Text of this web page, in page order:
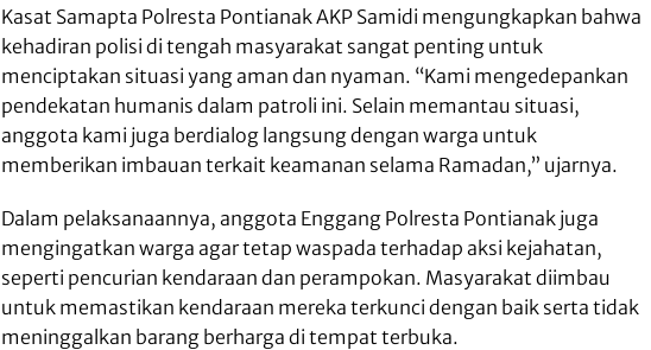
Kasat Samapta Polresta Pontianak AKP Samidi mengungkapkan bahwa
kehadiran polisi di tengah masyarakat sangat penting untuk
menciptakan situasi yang aman dan nyaman. “Kami mengedepankan
pendekatan humanis dalam patroli ini. Selain memantau situasi,
anggota kami juga berdialog langsung dengan warga untuk
memberikan imbauan terkait keamanan selama Ramadan,” ujarnya.
Dalam pelaksanaannya, anggota Enggang Polresta Pontianak juga
mengingatkan warga agar tetap waspada terhadap aksi kejahatan,
seperti pencurian kendaraan dan perampokan. Masyarakat diimbau
untuk memastikan kendaraan mereka terkunci dengan baik serta tidak
meninggalkan barang berharga di tempat terbuka.